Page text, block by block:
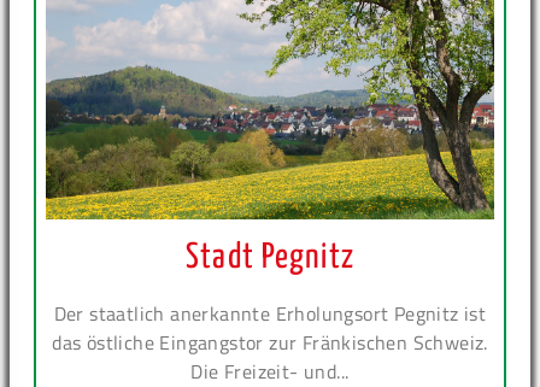
Stadt Pegnitz
Der staatlich anerkannte Erholungsort Pegnitz ist
das östliche Eingangstor zur Fränkischen Schweiz.
Die Freizeit- und...